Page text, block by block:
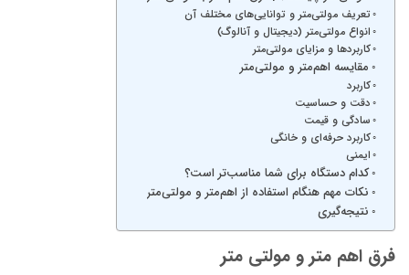
تعریف مولتی‌متر و توانایی‌های مختلف آن
انواع مولتی‌متر (دیجیتال و آنالوگ)
کاربردها و مزایای مولتی‌متر
مقایسه اهم‌متر و مولتی‌متر
کاربرد
دقت و حساسیت
سادگی و قیمت
کاربرد حرفه‌ای و خانگی
ایمنی
کدام دستگاه برای شما مناسب‌تر است؟
نکات مهم هنگام استفاده از اهم‌متر و مولتی‌متر
نتیجه‌گیری
فرق اهم متر و مولتی متر